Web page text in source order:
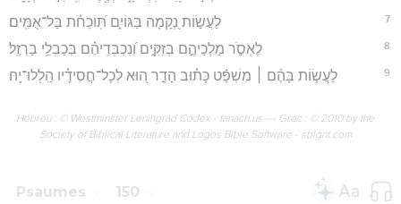
7 לַעֲשׂ֣וֹת נְ֭קָמָה בַּגּוֹיִ֑ם תּֽ֝וֹכֵחֹ֗ת בַּל־אֻמִּֽים׃
8 לֶאְסֹ֣ר מַלְכֵיהֶ֣ם בְּזִקִּ֑ים וְ֝נִכְבְּדֵיהֶ֗ם בְּכַבְלֵ֥י בַרְזֶֽל׃
9 לַעֲשׂ֤וֹת בָּהֶ֨ם ׀ מִשְׁפָּ֬ט כָּת֗וּב הָדָ֣ר ה֭וּא לְכָל־חֲסִידָ֗יו הַֽלְלוּ־יָֽהּ׃
Hébreu : © Westminster Leningrad Codex - tanach.us --- Grec : © 2010 by the
Society of Biblical Literature and Logos Bible Software - sblgnt.com
Psaumes 150